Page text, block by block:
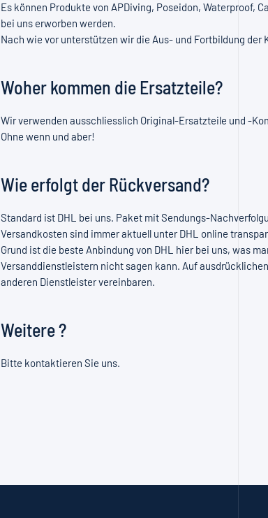
Es können Produkte von APDiving, Poseidon, Waterproof,
bei uns erworben werden.
Nach wie vor unterstützen wir die Aus- und Fortbildung der
Woher kommen die Ersatzteile?
Wir verwenden ausschliesslich Original-Ersatzteile und -
Ohne wenn und aber!
Wie erfolgt der Rückversand?
Standard ist DHL bei uns. Paket mit Sendungs-
Versandkosten sind immer aktuell unter DHL online
Grund ist die beste Anbindung von DHL hier bei uns, was
Versanddienstleistern nicht sagen kann. Auf
anderen Dienstleister vereinbaren.
Weitere ?
Bitte kontaktieren Sie uns.